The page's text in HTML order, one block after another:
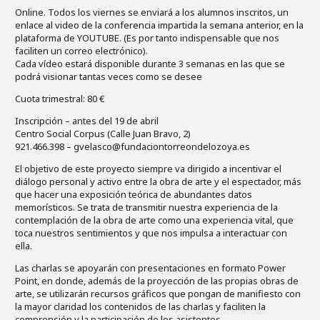
Online. Todos los viernes se enviará a los alumnos inscritos, un
enlace al video de la conferencia impartida la semana anterior, en la
plataforma de YOUTUBE. (Es por tanto indispensable que nos
faciliten un correo electrónico).
Cada vídeo estará disponible durante 3 semanas en las que se
podrá visionar tantas veces como se desee
Cuota trimestral: 80 €
Inscripción – antes del 19 de abril
Centro Social Corpus (Calle Juan Bravo, 2)
921.466.398 – gvelasco@fundaciontorreondelozoya.es
El objetivo de este proyecto siempre va dirigido a incentivar el
diálogo personal y activo entre la obra de arte y el espectador, más
que hacer una exposición teórica de abundantes datos
memorísticos. Se trata de transmitir nuestra experiencia de la
contemplación de la obra de arte como una experiencia vital, que
toca nuestros sentimientos y que nos impulsa a interactuar con
ella.
Las charlas se apoyarán con presentaciones en formato Power
Point, en donde, además de la proyección de las propias obras de
arte, se utilizarán recursos gráficos que pongan de manifiesto con
la mayor claridad los contenidos de las charlas y faciliten la